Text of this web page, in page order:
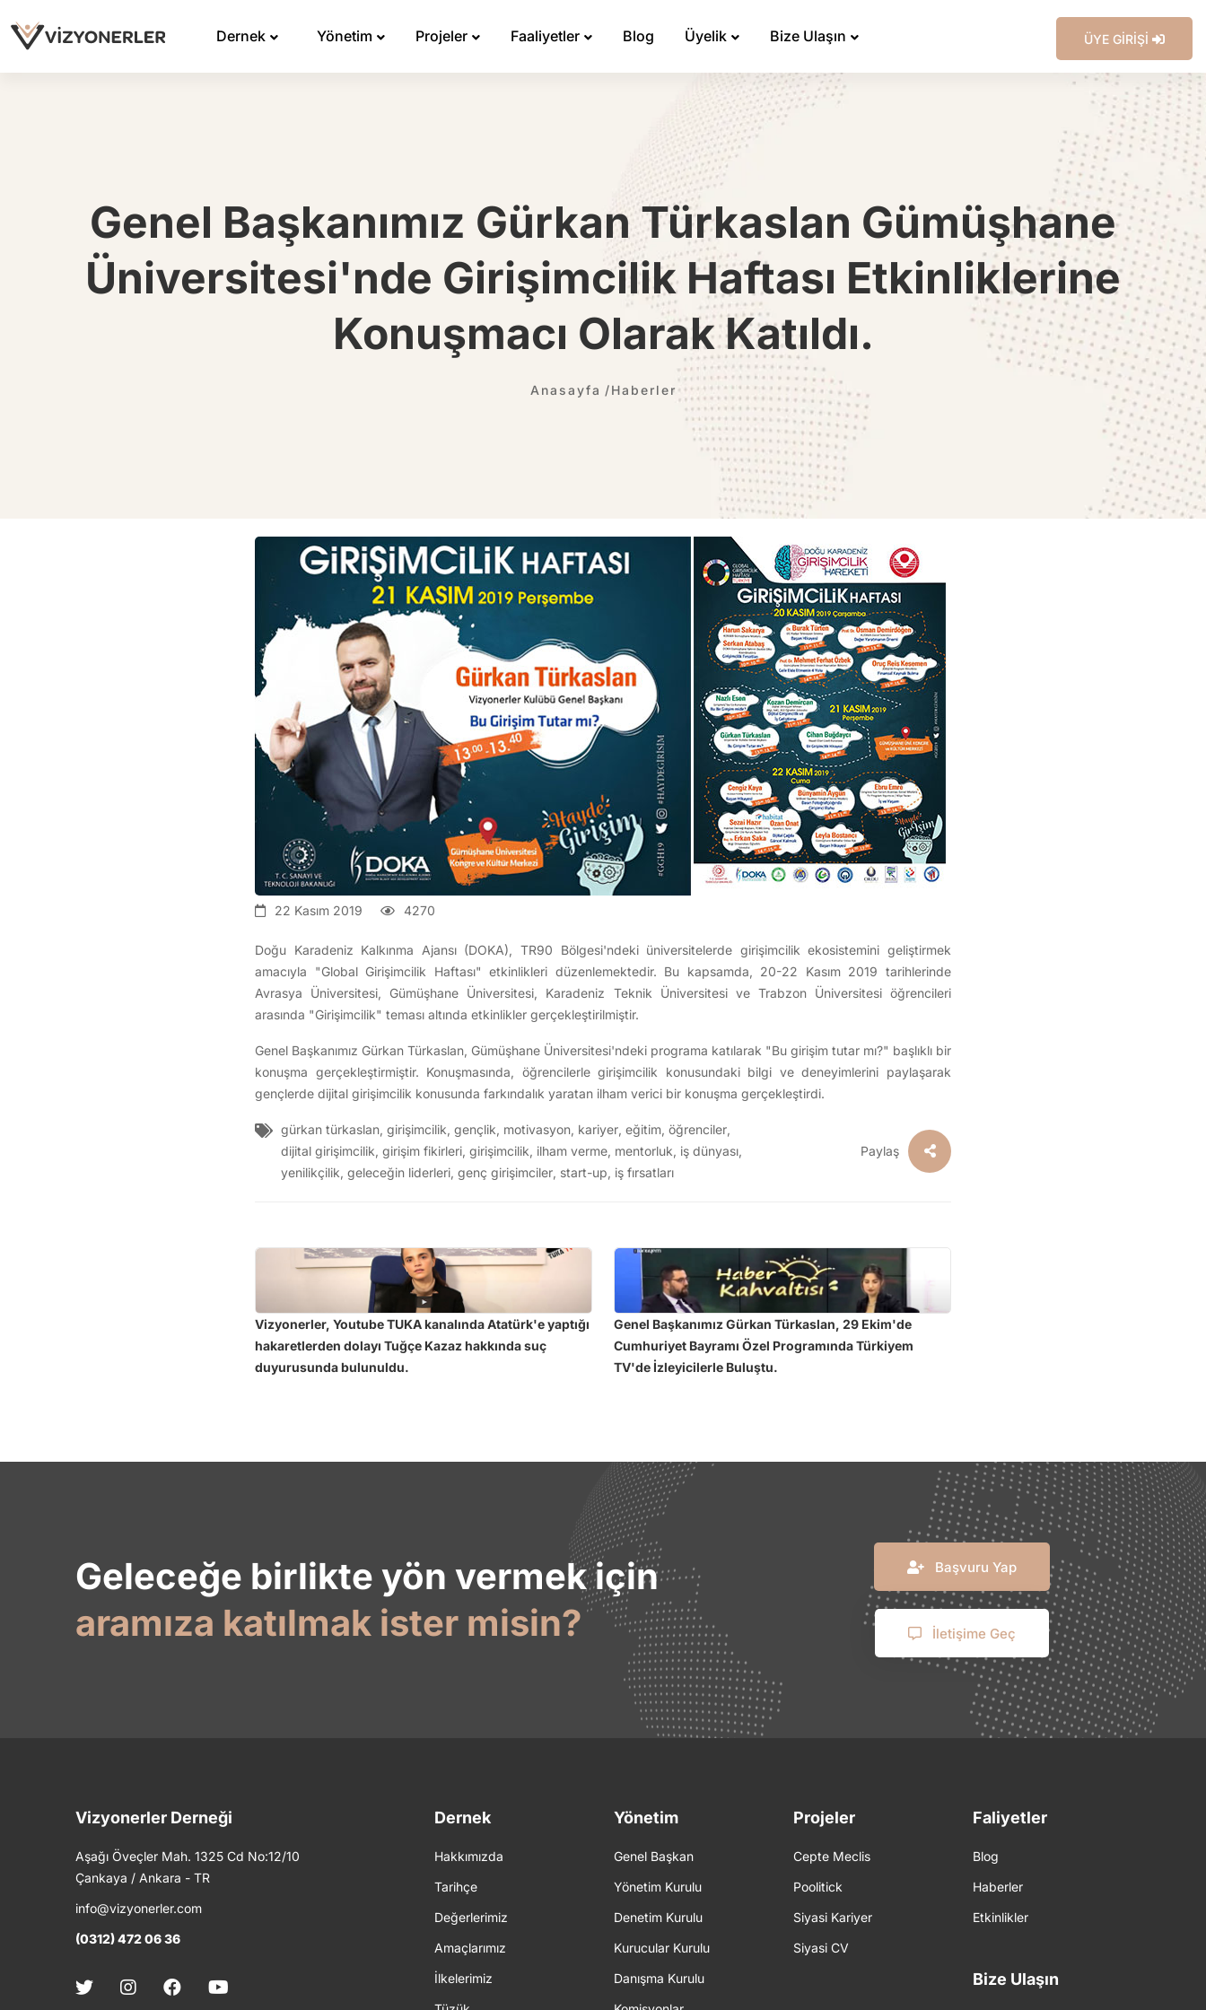
Dernek Yönetim Projeler Faaliyetler Blog Üyelik Bize Ulaşın ÜYE GİRİŞİ
Genel Başkanımız Gürkan Türkaslan Gümüşhane
Üniversitesi'nde Girişimcilik Haftası Etkinliklerine
Konuşmacı Olarak Katıldı.
Anasayfa Haberler
22 Kasım 2019 4270
Doğu Karadeniz Kalkınma Ajansı (DOKA), TR90 Bölgesi'ndeki üniversitelerde girişimcilik ekosistemini geliştirmek
amacıyla "Global Girişimcilik Haftası" etkinlikleri düzenlemektedir. Bu kapsamda, 20-22 Kasım 2019 tarihlerinde
Avrasya Üniversitesi, Gümüşhane Üniversitesi, Karadeniz Teknik Üniversitesi ve Trabzon Üniversitesi öğrencileri
arasında "Girişimcilik" teması altında etkinlikler gerçekleştirilmiştir.
Genel Başkanımız Gürkan Türkaslan, Gümüşhane Üniversitesi'ndeki programa katılarak "Bu girişim tutar mı?" başlıklı bir
konuşma gerçekleştirmiştir. Konuşmasında, öğrencilerle girişimcilik konusundaki bilgi ve deneyimlerini paylaşarak
gençlerde dijital girişimcilik konusunda farkındalık yaratan ilham verici bir konuşma gerçekleştirdi.
gürkan türkaslan, girişimcilik, gençlik, motivasyon, kariyer, eğitim, öğrenciler,
dijital girişimcilik, girişim fikirleri, girişimcilik, ilham verme, mentorluk, iş dünyası,
yenilikçilik, geleceğin liderleri, genç girişimciler, start-up, iş fırsatları
Paylaş
Vizyonerler, Youtube TUKA kanalında Atatürk'e yaptığı
hakaretlerden dolayı Tuğçe Kazaz hakkında suç
duyurusunda bulunuldu.
Genel Başkanımız Gürkan Türkaslan, 29 Ekim'de
Cumhuriyet Bayramı Özel Programında Türkiyem
TV'de İzleyicilerle Buluştu.
Geleceğe birlikte yön vermek için
aramıza katılmak ister misin?
Başvuru Yap
İletişime Geç
Vizyonerler Derneği
Aşağı Öveçler Mah. 1325 Cd No:12/10
Çankaya / Ankara - TR
info@vizyonerler.com
(0312) 472 06 36
Dernek
Hakkımızda
Tarihçe
Değerlerimiz
Amaçlarımız
İlkelerimiz
Yönetim
Genel Başkan
Yönetim Kurulu
Denetim Kurulu
Kurucular Kurulu
Danışma Kurulu
Projeler
Cepte Meclis
Poolitick
Siyasi Kariyer
Siyasi CV
Faliyetler
Blog
Haberler
Etkinlikler
Bize Ulaşın